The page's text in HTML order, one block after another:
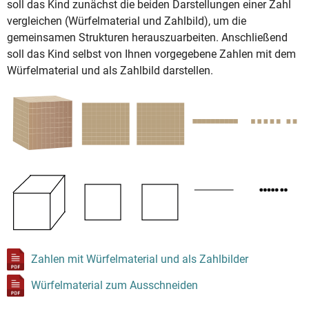
soll das Kind zunächst die beiden Darstellungen einer Zahl
vergleichen (Würfelmaterial und Zahlbild), um die
gemeinsamen Strukturen herauszuarbeiten. Anschließend
soll das Kind selbst von Ihnen vorgegebene Zahlen mit dem
Würfelmaterial und als Zahlbild darstellen.
Zahlen mit Würfelmaterial und als Zahlbilder
Würfelmaterial zum Ausschneiden